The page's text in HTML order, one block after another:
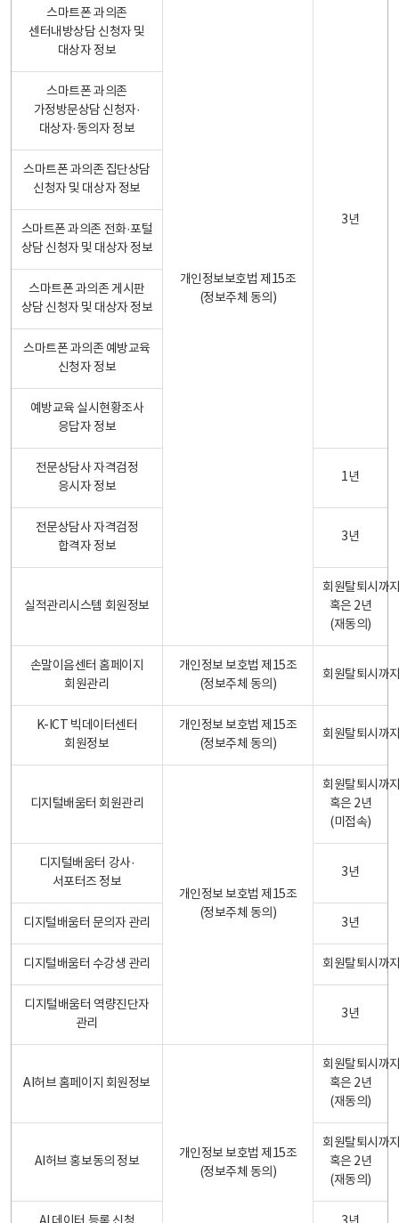
개인정보보호법 제15조
(정보주체 동의)
스마트폰 과의존
센터내방상담 신청자 및
대상자 정보
3년
스마트폰 과의존
가정방문상담 신청자·
대상자·동의자 정보
스마트폰 과의존 집단상담
신청자 및 대상자 정보
스마트폰 과의존 전화·포털
상담 신청자 및 대상자 정보
스마트폰 과의존 게시판
상담 신청자 및 대상자 정보
스마트폰 과의존 예방교육
신청자 정보
예방교육 실시현황조사
응답자 정보
전문상담사 자격검정
응시자 정보
1년
전문상담사 자격검정
합격자 정보
3년
실적관리시스템 회원정보
회원탈퇴시까
혹은 2년
(재동의)
손말이음센터 홈페이지
회원관리
개인정보 보호법 제15조
(정보주체 동의)
회원탈퇴시까
K-ICT 빅데이터센터
회원정보
개인정보 보호법 제15조
(정보주체 동의)
회원탈퇴시까
디지털배움터 회원관리
개인정보 보호법 제15조
(정보주체 동의)
회원탈퇴시까
혹은 2년
(미접속)
디지털배움터 강사·
서포터즈 정보
3년
디지털배움터 문의자 관리 3년
디지털배움터 수강생 관리 회원탈퇴시까
디지털배움터 역량진단자
관리
3년
AI허브 홈페이지 회원정보
개인정보 보호법 제15조
(정보주체 동의)
회원탈퇴시까
혹은 2년
(재동의)
AI허브 홍보동의 정보
회원탈퇴시까
혹은 2년
(재동의)